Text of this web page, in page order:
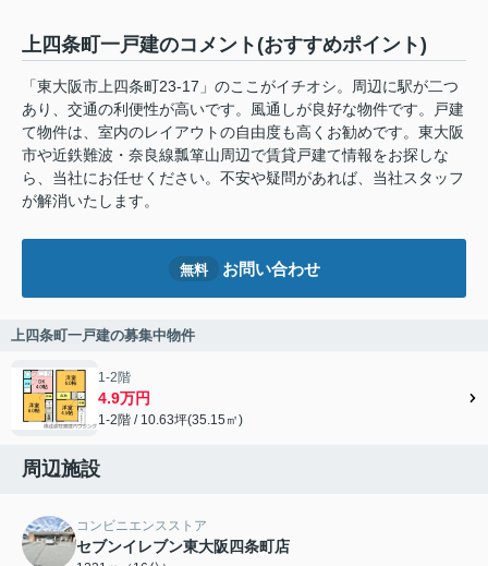
上四条町一戸建のコメント(おすすめポイント)
「東大阪市上四条町23-17」のここがイチオシ。周辺に駅が二つ
あり、交通の利便性が高いです。風通しが良好な物件です。戸建
て物件は、室内のレイアウトの自由度も高くお勧めです。東大阪
市や近鉄難波・奈良線瓢箪山周辺で賃貸戸建て情報をお探しな
ら、当社にお任せください。不安や疑問があれば、当社スタッフ
が解消いたします。
無料 お問い合わせ
上四条町一戸建の募集中物件
1-2階
4.9万円
1-2階 / 10.63坪(35.15㎡)
周辺施設
コンビニエンスストア
セブンイレブン東大阪四条町店